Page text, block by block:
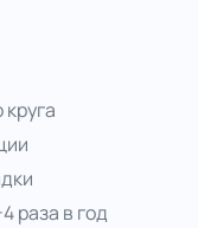
раза в год